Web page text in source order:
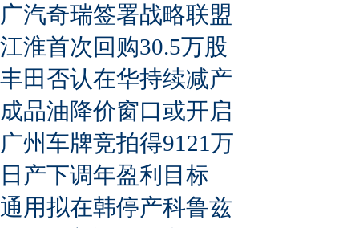
广汽奇瑞签署战略联盟
江淮首次回购30.5万股
丰田否认在华持续减产
成品油降价窗口或开启
广州车牌竞拍得9121万
日产下调年盈利目标
通用拟在韩停产科鲁兹